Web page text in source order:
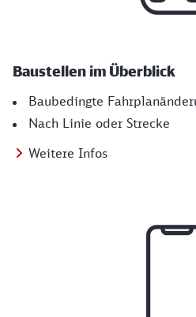
Baustellen im Überblick
Baubedingte
Nach Linie oder Strecke
Weitere Infos